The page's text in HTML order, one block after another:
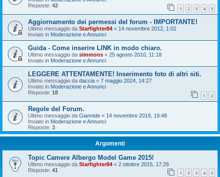
Risposte: 42 1 2 3 4 5
Aggiornamento dei permessi del forum - IMPORTANTE!
Ultimo messaggio da Starfighter84 « 14 novembre 2012, 1:02
Inviato in Moderazione e Annunci
Guida - Come inserire LINK in modo chiaro.
Ultimo messaggio da simmons « 25 agosto 2010, 11:18
Inviato in Moderazione e Annunci
LEGGERE ATTENTAMENTE! Inserimento foto di altri siti.
Ultimo messaggio da daccia « 7 maggio 2024, 14:27
Inviato in Moderazione e Annunci
Risposte: 18 1 2
Regole del Forum.
Ultimo messaggio da Giannide « 14 novembre 2019, 19:48
Inviato in Moderazione e Annunci
Risposte: 3
Argomenti
Topic Camere Albergo Model Game 2015!
Ultimo messaggio da Starfighter84 « 2 ottobre 2015, 17:26
Risposte: 41 1 2 3 4 5